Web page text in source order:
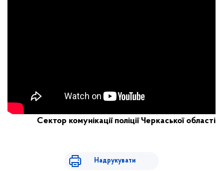
Сектор комунікації поліції Черкаської області
Надрукувати